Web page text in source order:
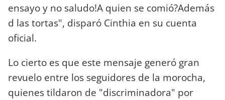
ensayo y no saludo!A quien se comió?Además
d las tortas", disparó Cinthia en su cuenta
oficial.
Lo cierto es que este mensaje generó gran
revuelo entre los seguidores de la morocha,
quienes tildaron de "discriminadora" por